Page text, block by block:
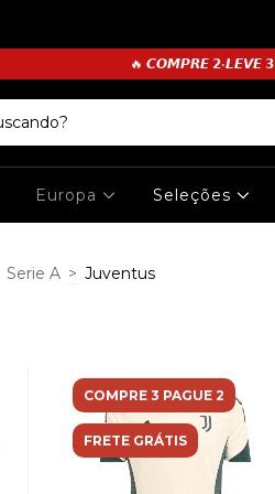
🔥 𝘾𝙊𝙈𝙋𝙍𝙀 𝟮•𝙇𝙀𝙑𝙀 𝟯
Europa Seleções
Serie A > Juventus
COMPRE 3 PAGUE 2
FRETE GRÁTIS